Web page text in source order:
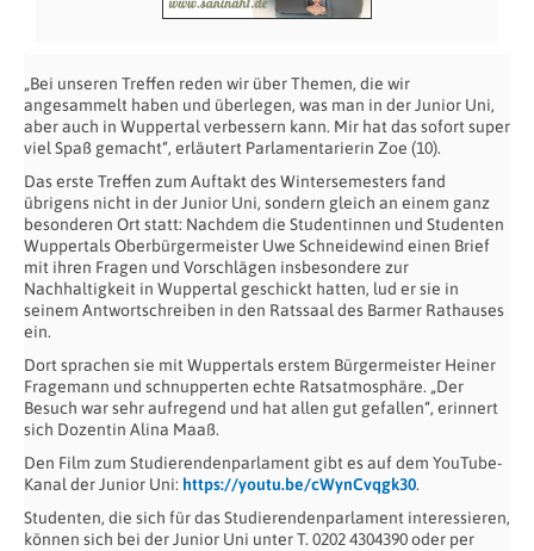
„Bei unseren Treffen reden wir über Themen, die wir
angesammelt haben und überlegen, was man in der Junior Uni,
aber auch in Wuppertal verbessern kann. Mir hat das sofort super
viel Spaß gemacht“, erläutert Parlamentarierin Zoe (10).
Das erste Treffen zum Auftakt des Wintersemesters fand
übrigens nicht in der Junior Uni, sondern gleich an einem ganz
besonderen Ort statt: Nachdem die Studentinnen und Studenten
Wuppertals Oberbürgermeister Uwe Schneidewind einen Brief
mit ihren Fragen und Vorschlägen insbesondere zur
Nachhaltigkeit in Wuppertal geschickt hatten, lud er sie in
seinem Antwortschreiben in den Ratssaal des Barmer Rathauses
ein.
Dort sprachen sie mit Wuppertals erstem Bürgermeister Heiner
Fragemann und schnupperten echte Ratsatmosphäre. „Der
Besuch war sehr aufregend und hat allen gut gefallen“, erinnert
sich Dozentin Alina Maaß.
Den Film zum Studierendenparlament gibt es auf dem YouTube-
Kanal der Junior Uni: https://youtu.be/cWynCvqgk30.
Studenten, die sich für das Studierendenparlament interessieren,
können sich bei der Junior Uni unter T. 0202 4304390 oder per